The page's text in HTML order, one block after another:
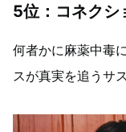
5位：コネクシ
何者かに麻薬中毒
スが真実を追うサ